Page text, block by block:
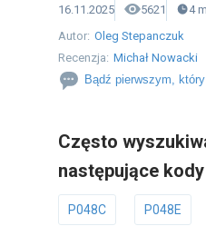
16.11.2025 5621 4
Autor: Oleg Stepanczuk
Recenzja: Michał Nowacki
Bądź pierwszym,
Często
następujące kody
P048C P048E